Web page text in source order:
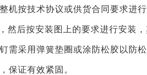
机按技术协议或供货合同要求进行
然后按安装图上的要求进行安装
需采用弹簧垫圈或涂防松胶以防
保证有效紧固。